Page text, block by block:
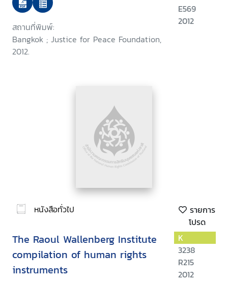
สถานที่พิมพ์:
Bangkok ; Justice for Peace Foundation,
2012.
E569
2012
หนังสือทั่วไป
รายการ
โปรด
The Raoul Wallenberg Institute
compilation of human rights
instruments
K
3238
R215
2012